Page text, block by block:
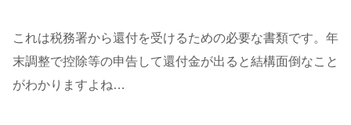
これは税務署から還付を受けるための必要な書類です。年
末調整で控除等の申告して還付金が出ると結構面倒なこと
がわかりますよね…